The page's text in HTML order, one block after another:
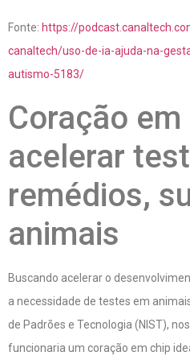
Fonte: https://
canaltech/uso-de-ia-ajuda-na-
autismo-5183/
Coração
acelerar
remédios,
animais
Buscando acelerar o
a necessidade de testes em
de Padrões e Tecnologia (NIST),
funcionaria um coração em chip